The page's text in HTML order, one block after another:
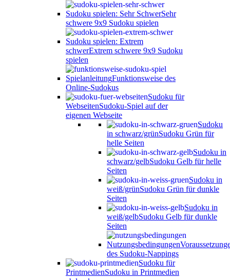
Sudoku spielen: Sehr SchwerSehr
schwere 9x9 Sudoku spielen
Sudoku spielen: Extrem
schwerExtrem schwere 9x9 Sudoku
spielen
SpielanleitungFunktionsweise des
Online-Sudokus
Sudoku für
WebseitenSudoku-Spiel auf der
eigenen Webseite
Sudoku
in schwarz/grünSudoku Grün für
helle Seiten
Sudoku in
schwarz/gelbSudoku Gelb für helle
Seiten
Sudoku in
weiß/grünSudoku Grün für dunkle
Seiten
Sudoku in
weiß/gelbSudoku Gelb für dunkle
Seiten
Nutzungsbedingungen
des Sudoku-Nappings
Sudoku für
PrintmedienSudoku in Printmedien